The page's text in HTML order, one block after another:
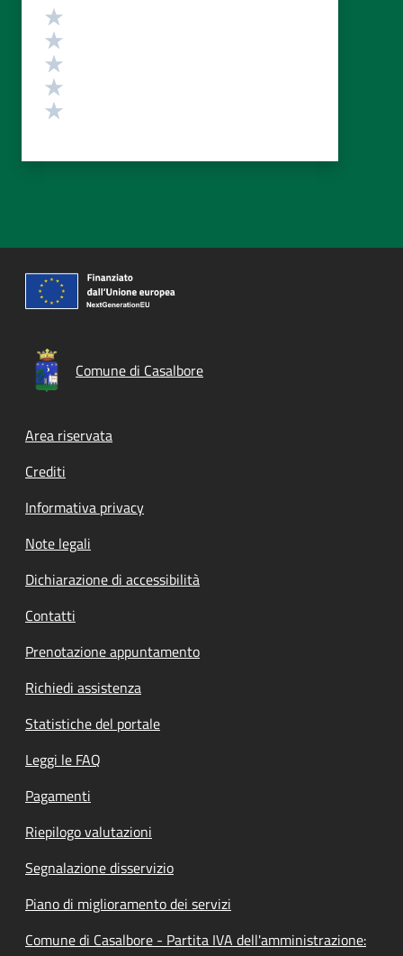
Valutazione
Comune di Casalbore
Footer menu
Area riservata
Crediti
Informativa privacy
Note legali
Dichiarazione di accessibilità
Contatti
Prenotazione appuntamento
Richiedi assistenza
Statistiche del portale
Leggi le FAQ
Pagamenti
Riepilogo valutazioni
Segnalazione disservizio
Piano di miglioramento dei servizi
Comune di Casalbore - Partita IVA dell'amministrazione: